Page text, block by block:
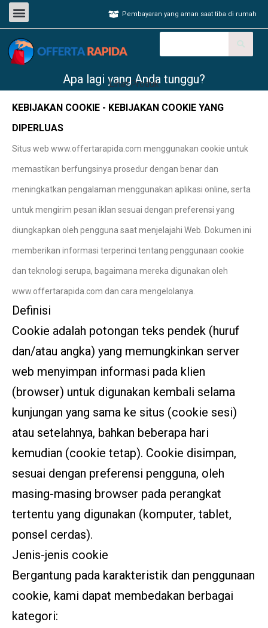
Pembayaran yang aman saat tiba di rumah
Apa lagi yang Anda tunggu?
Lihat Produk
KEBIJAKAN COOKIE - KEBIJAKAN COOKIE YANG
DIPERLUAS
Situs web www.offertarapida.com menggunakan cookie untuk
memastikan berfungsinya prosedur dengan benar dan
meningkatkan pengalaman menggunakan aplikasi online, serta
untuk mengirim pesan iklan sesuai dengan preferensi yang
diungkapkan oleh pengguna saat menjelajahi Web. Dokumen ini
memberikan informasi terperinci tentang penggunaan cookie
dan teknologi serupa, bagaimana mereka digunakan oleh
www.offertarapida.com dan cara mengelolanya.
Definisi
Cookie adalah potongan teks pendek (huruf
dan/atau angka) yang memungkinkan server
web menyimpan informasi pada klien
(browser) untuk digunakan kembali selama
kunjungan yang sama ke situs (cookie sesi)
atau setelahnya, bahkan beberapa hari
kemudian (cookie tetap). Cookie disimpan,
sesuai dengan preferensi pengguna, oleh
masing-masing browser pada perangkat
tertentu yang digunakan (komputer, tablet,
ponsel cerdas).
Jenis-jenis cookie
Bergantung pada karakteristik dan penggunaan
cookie, kami dapat membedakan berbagai
kategori: